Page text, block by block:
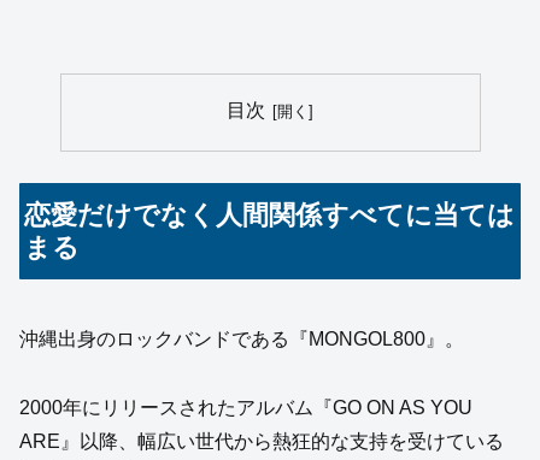
目次
恋愛だけでなく人間関係すべてに当ては
まる
沖縄出身のロックバンドである『MONGOL800』。
2000年にリリースされたアルバム『GO ON AS YOU
ARE』以降、幅広い世代から熱狂的な支持を受けている